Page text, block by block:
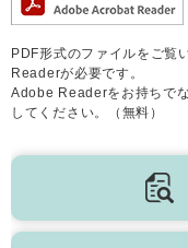
PDF形式のファイルをご覧
Readerが必要です。
Adobe Readerをお持ちで
してください。（無料）